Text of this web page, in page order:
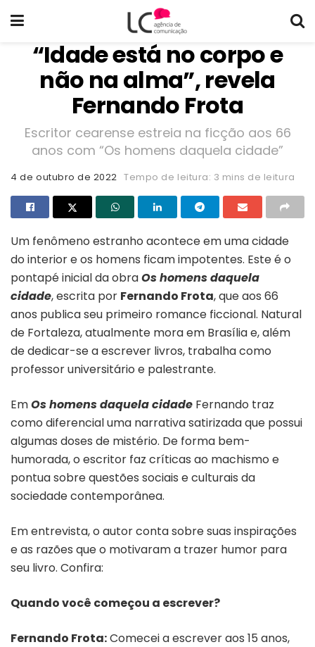
“Idade está no corpo e
não na alma”, revela
Fernando Frota
Escritor cearense estreia na ficção aos 66
anos com “Os homens daquela cidade”
4 de outubro de 2022 Tempo de leitura: 3 mins de leitura
Um fenômeno estranho acontece em uma cidade
do interior e os homens ficam impotentes. Este é o
pontapé inicial da obraOs homens daquela
cidade, escrita por Fernando Frota, que aos 66
anos publica seu primeiro romance ficcional. Natural
de Fortaleza, atualmente mora em Brasília e, além
de dedicar-se a escrever livros, trabalha como
professor universitário e palestrante.
EmOs homens daquela cidade Fernando traz
como diferencial uma narrativa satirizada que possui
algumas doses de mistério. De forma bem-
humorada, o escritor faz críticas ao machismo e
pontua sobre questões sociais e culturais da
sociedade contemporânea.
Em entrevista, o autor conta sobre suas inspirações
e as razões que o motivaram a trazer humor para
seu livro. Confira:
Quando você começou a escrever?
Fernando Frota:Comecei a escrever aos 15 anos,